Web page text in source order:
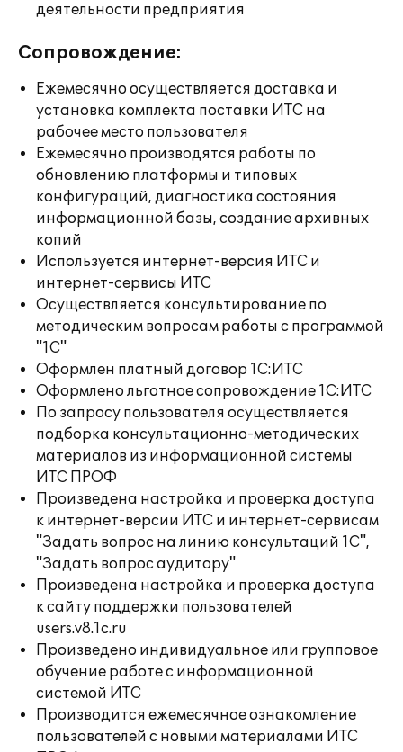
деятельности предприятия
Сопровождение:
Ежемесячно осуществляется доставка и
установка комплекта поставки ИТС на
рабочее место пользователя
Ежемесячно производятся работы по
обновлению платформы и типовых
конфигураций, диагностика состояния
информационной базы, создание архивных
копий
Используется интернет-версия ИТС и
интернет-сервисы ИТС
Осуществляется консультирование по
методическим вопросам работы с программой
"1С"
Оформлен платный договор 1С:ИТС
Оформлено льготное сопровождение 1С:ИТС
По запросу пользователя осуществляется
подборка консультационно-методических
материалов из информационной системы
ИТС ПРОФ
Произведена настройка и проверка доступа
к интернет-версии ИТС и интернет-сервисам
"Задать вопрос на линию консультаций 1С",
"Задать вопрос аудитору"
Произведена настройка и проверка доступа
к сайту поддержки пользователей
users.v8.1c.ru
Произведено индивидуальное или групповое
обучение работе с информационной
системой ИТС
Производится ежемесячное ознакомление
пользователей с новыми материалами ИТС